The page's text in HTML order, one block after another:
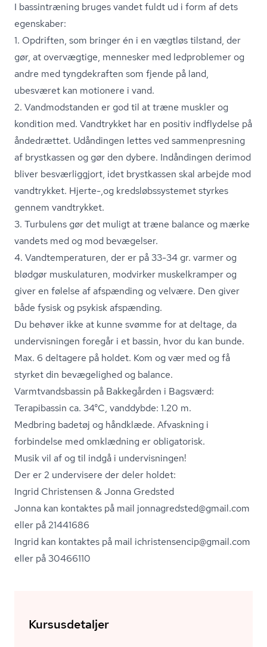
I bassintræning bruges vandet fuldt ud i form af dets
egenskaber:
1. Opdriften, som bringer én i en vægtløs tilstand, der
gør, at overvægtige, mennesker med ledproblemer og
andre med tyngdekraften som fjende på land,
ubesværet kan motionere i vand.
2. Vandmodstanden er god til at træne muskler og
kondition med. Vandtrykket har en positiv indflydelse på
åndedrættet. Udåndingen lettes ved sammenpresning
af brystkassen og gør den dybere. Indåndingen derimod
bliver besværliggjort, idet brystkassen skal arbejde mod
vandtrykket. Hjerte-,og kredsløbs­sy­ste­met styrkes
gennem vandtrykket.
3. Turbulens gør det muligt at træne balance og mærke
vandets med og mod bevægelser.
4. Vand­tem­pe­ra­tu­ren, der er på 33-34 gr. varmer og
blødgør muskulaturen, modvirker muskelkramper og
giver en følelse af afspænding og velvære. Den giver
både fysisk og psykisk afspænding.
Du behøver ikke at kunne svømme for at deltage, da
undervisningen foregår i et bassin, hvor du kan bunde.
Max. 6 deltagere på holdet. Kom og vær med og få
styrket din bevægelighed og balance.
Varmtvands­bas­sin på Bakkegården i Bagsværd:
Terapibassin ca. 34°C, vanddybde: 1.20 m.
Medbring badetøj og håndklæde. Afvaskning i
forbindelse med omklædning er obligatorisk.
Musik vil af og til indgå i undervisningen!
Der er 2 undervisere der deler holdet:
Ingrid Christensen & Jonna Gredsted
Jonna kan kontaktes på mail jonnagredsted@gmail.com
eller på 21441686
Ingrid kan kontaktes på mail ichri­sten­sen­cip@gmail.com
eller på 30466110
Kursusdetaljer